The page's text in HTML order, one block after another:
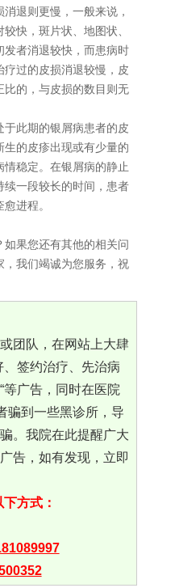
退则更慢，一般来说，
快，斑片状、地图状、
者消退较快，而患病时
过的皮损消退较慢，皮
的，与皮损的数目则无
此期的银屑病患者的皮
的皮疹出现或有少量的
稳定。在银屑病的静止
一段较长的时间，患者
进程。
如果您还有其他的相关问
我们竭诚为您服务，祝
团队，在网站上大肆
、签约治疗、先治病
等广告，同时在医院
骗到一些黑诊所，导
。我院在此提醒广大
告，如有发现，立即
方式：